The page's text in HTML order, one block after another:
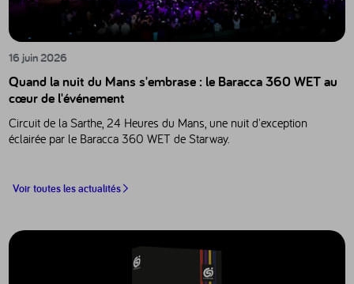
16 juin 2026
Quand la nuit du Mans s'embrase : le Baracca 360 WET au
cœur de l'événement
Circuit de la Sarthe, 24 Heures du Mans, une nuit d'exception
éclairée par le Baracca 360 WET de Starway.
Voir toutes les actualités